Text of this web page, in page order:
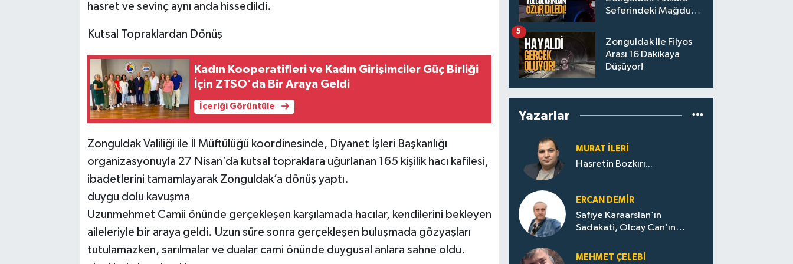
hasret ve sevinç aynı anda hissedildi.
Kutsal Topraklardan Dönüş
Kadın Kooperatifleri ve Kadın Girişimciler Güç Birliği
İçin ZTSO'da Bir Araya Geldi
İçeriği Görüntüle
Zonguldak Valiliği ile İl Müftülüğü koordinesinde, Diyanet İşleri Başkanlığı
organizasyonuyla 27 Nisan’da kutsal topraklara uğurlanan 165 kişilik hacı kafilesi,
ibadetlerini tamamlayarak Zonguldak’a dönüş yaptı.
duygu dolu kavuşma
Uzunmehmet Camii önünde gerçekleşen karşılamada hacılar, kendilerini bekleyen
aileleriyle bir araya geldi. Uzun süre sonra gerçekleşen buluşmada gözyaşları
tutulamazken, sarılmalar ve dualar cami önünde duygusal anlara sahne oldu.
Seferindeki Mağdur
Zonguldak İle Filyos
Arası 16 Dakikaya
Düşüyor!
5
Yazarlar
MURAT İLERI
Hasretin Bozkırı...
ERCAN DEMIR
Safiye Karaarslan’ın
Sadakati, Olcay Can’ın
Zonguldak’ta Yeni Dönemi..
MEHMET ÇELEBI